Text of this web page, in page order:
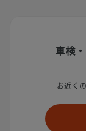
車検
お近く